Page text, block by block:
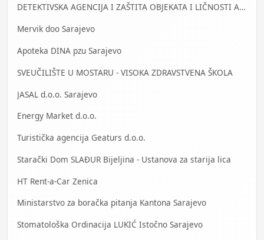
DETEKTIVSKA AGENCIJA I ZAŠTITA OBJEKATA I LIČNOSTI ALFA DM Travnik
Mervik doo Sarajevo
Apoteka DINA pzu Sarajevo
SVEUČILIŠTE U MOSTARU - VISOKA ZDRAVSTVENA ŠKOLA
JASAL d.o.o. Sarajevo
Energy Market d.o.o.
Turistička agencija Geaturs d.o.o.
Starački Dom SLAĐUR Bijeljina - Ustanova za starija lica
HT Rent-a-Car Zenica
Ministarstvo za boračka pitanja Kantona Sarajevo
Stomatološka Ordinacija LUKIĆ Istočno Sarajevo